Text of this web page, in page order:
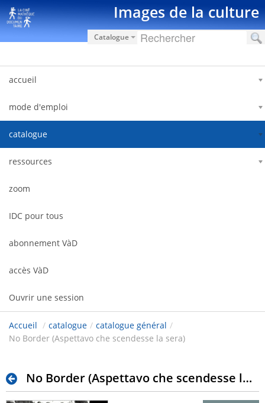
Saut au contenu Images de la culture
Catalogue
accueil
mode d'emploi
catalogue
ressources
zoom
IDC pour tous
abonnement VàD
accès VàD
Ouvrir une session
Accueil / catalogue / catalogue général /
No Border (Aspettavo che scendesse la sera)
No Border (Aspettavo che scendesse la sera)